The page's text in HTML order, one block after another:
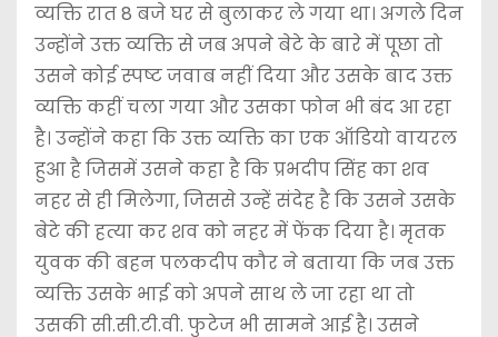
व्यक्ति रात 8 बजे घर से बुलाकर ले गया था। अगले दिन
उन्होंने उक्त व्यक्ति से जब अपने बेटे के बारे में पूछा तो
उसने कोई स्पष्ट जवाब नहीं दिया और उसके बाद उक्त
व्यक्ति कहीं चला गया और उसका फोन भी बंद आ रहा
है। उन्होंने कहा कि उक्त व्यक्ति का एक ऑडियो वायरल
हुआ है जिसमें उसने कहा है कि प्रभदीप सिंह का शव
नहर से ही मिलेगा, जिससे उन्हें संदेह है कि उसने उसके
बेटे की हत्या कर शव को नहर में फेंक दिया है। मृतक
युवक की बहन पलकदीप कौर ने बताया कि जब उक्त
व्यक्ति उसके भाई को अपने साथ ले जा रहा था तो
उसकी सी.सी.टी.वी. फुटेज भी सामने आई है। उसने